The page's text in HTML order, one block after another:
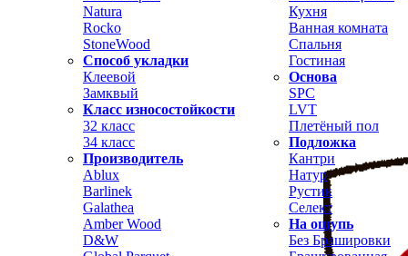
Natura
Rocko
StoneWood
Способ укладки
Клеевой
Замквый
Класс износостойкости
32 класс
34 класс
Кухня
Ванная комната
Спальня
Гостиная
Основа
SPC
LVT
Плетёный пол
Подложка
Производитель
Ablux
Barlinek
Galathea
Amber Wood
D&W
Кантри
Натур
Рустик
Селект
На ощупь
Без Брашировки